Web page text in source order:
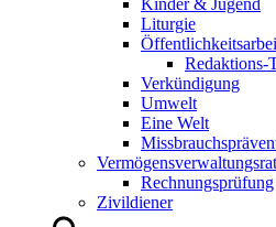
Kinder & Jugend
Liturgie
Redaktions-
Verkündigung
Umwelt
Eine Welt
Vermögensverwaltungsrat
Rechnungsprüfung
Zivildiener